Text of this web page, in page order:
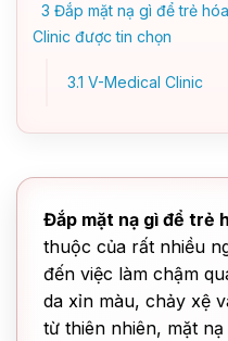
3 Đắp mặt nạ gì để trẻ
Clinic được tin chọn
3.1 V-Medical Clinic
Đắp mặt nạ gì để trẻ
thuộc của rất nhiều
đến việc làm chậm
da xỉn màu, chảy xệ
từ thiên nhiên, mặt